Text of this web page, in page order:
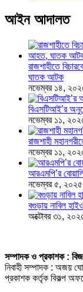
আইন আদালত
রাজশাহীতে
ঘাতক আটক
নভেম্বর ১৪,
বিএসটিআই’র
নভেম্বর ১১,
রাজশাহী
নভেম্বর ১১,
আরএমপি’র
নভেম্বর ৫, ২০২৫
বগুড়ায় নাবিল
অক্টোবর ৩১,
সম্পাদক ও প্রকাশক :
নিবাহী সম্পাদক : অজয়
প্রকাশক কর্তৃক বিকল্প